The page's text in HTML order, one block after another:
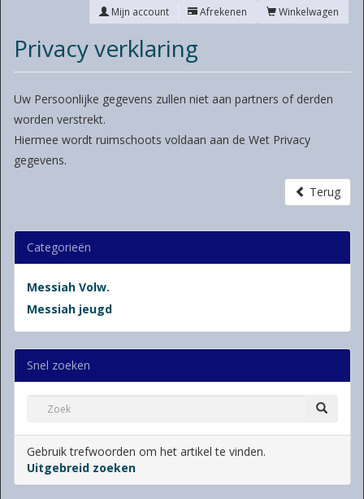
Winkelwagen
Afrekenen
Mijn account
Privacy verklaring
Uw Persoonlijke gegevens zullen niet aan partners of derden
worden verstrekt.
Hiermee wordt ruimschoots voldaan aan de Wet Privacy
gegevens.
Terug
Categorieën
Messiah Volw.
Messiah jeugd
Snel zoeken
Gebruik trefwoorden om het artikel te vinden.
Uitgebreid zoeken